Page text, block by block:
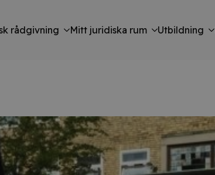
rådgivning Mitt juridiska rum Utbildning